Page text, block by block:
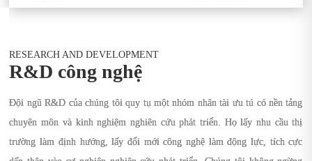
RESEARCH AND DEVELOPMENT
R&D công nghệ
Đội ngũ R&D của chúng tôi quy tụ một nhóm nhân tài ưu tú có nền tảng
chuyên môn và kinh nghiệm nghiên cứu phát triển. Họ lấy nhu cầu thị
trường làm định hướng, lấy đổi mới công nghệ làm động lực, tích cực
Đội ngũ R&D của chúng tôi quy tụ một nhóm nhân tài ưu tú có nền tảng
chuyên môn và kinh nghiệm nghiên cứu phát triển. Họ lấy nhu cầu thị
trường làm định hướng, lấy đổi mới công nghệ làm động lực, tích cực
Đội ngũ R&D của chúng tôi quy tụ một nhóm nhân tài ưu tú có nền tảng
chuyên môn và kinh nghiệm nghiên cứu phát triển. Họ lấy nhu cầu thị
trường làm định hướng, lấy đổi mới công nghệ làm động lực, tích cực